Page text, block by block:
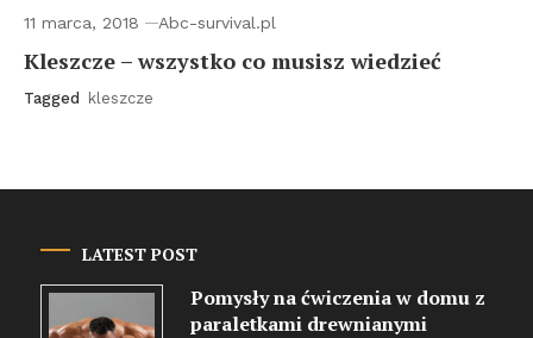
11 marca, 2018 Abc-survival.pl
Kleszcze – wszystko co musisz wiedzieć
Tagged kleszcze
LATEST POST
Pomysły na ćwiczenia w domu z
paraletkami drewnianymi